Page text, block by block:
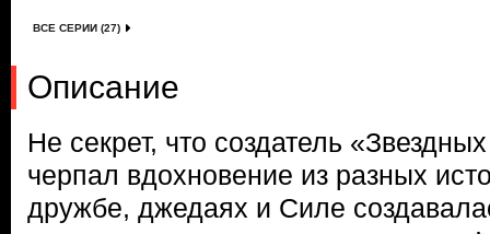
ВСЕ СЕРИИ (27)
Описание
Не секрет, что создатель
черпал вдохновение из разных
дружбе, джедаях и Силе